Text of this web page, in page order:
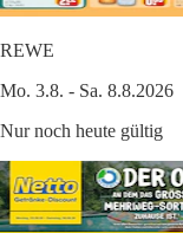
REWE
Mo. 3.8. - Sa. 8.8.2026
Nur noch heute gültig